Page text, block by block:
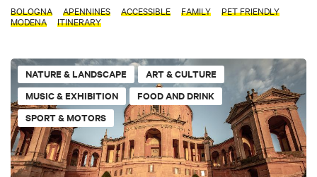
BOLOGNA APENNINES ACCESSIBLE FAMILY
PET FRIENDLY
MODENA
ITINERARY
NATURE & LANDSCAPE
ART & CULTURE
MUSIC & EXHIBITION
FOOD AND DRINK
SPORT & MOTORS